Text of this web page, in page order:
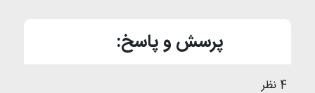
پرسش و پاسخ:
4 نظر